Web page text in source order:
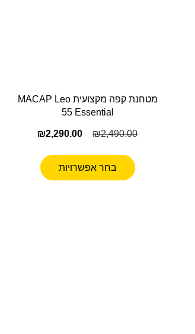
מטחנת קפה מקצועית MACAP Leo
55 Essential
₪2,490.00
₪2,290.00
בחר אפשרויות